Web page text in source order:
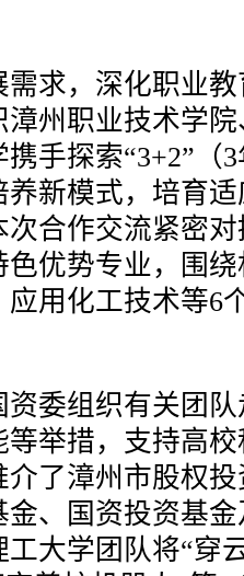
求，深化职业教
州职业技术学
手探索“3+2”（
新模式，培育
合作交流紧密
优势专业，围
用化工技术等6
委组织有关团队
举措，支持高
了漳州市股权
、国资投资基
大学团队将“穿